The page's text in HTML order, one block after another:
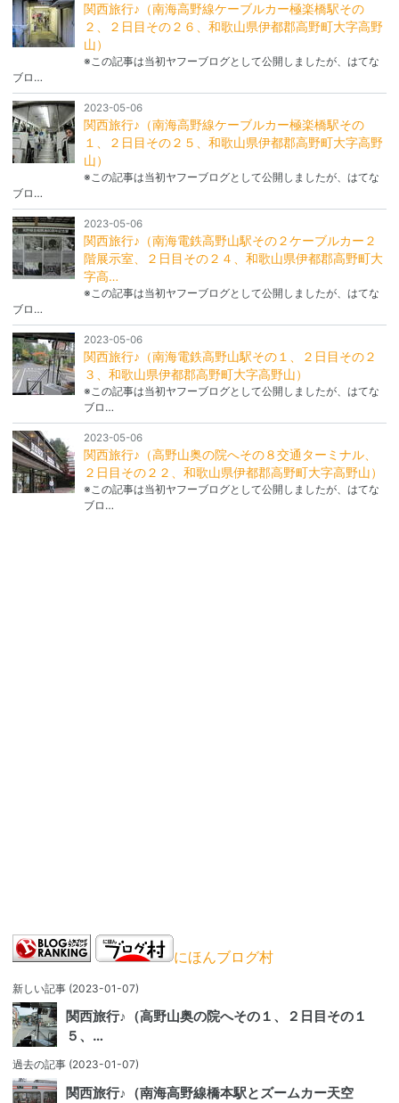
関西旅行♪（南海高野線ケーブルカー極楽橋駅その
２、２日目その２６、和歌山県伊都郡高野町大字高野
山）
※この記事は当初ヤフーブログとして公開しましたが、はてな
ブロ…
2023-05-06
関西旅行♪（南海高野線ケーブルカー極楽橋駅その
１、２日目その２５、和歌山県伊都郡高野町大字高野
山）
※この記事は当初ヤフーブログとして公開しましたが、はてな
ブロ…
2023-05-06
関西旅行♪（南海電鉄高野山駅その２ケーブルカー２
階展示室、２日目その２４、和歌山県伊都郡高野町大
字高…
※この記事は当初ヤフーブログとして公開しましたが、はてな
ブロ…
2023-05-06
関西旅行♪（南海電鉄高野山駅その１、２日目その２
３、和歌山県伊都郡高野町大字高野山）
※この記事は当初ヤフーブログとして公開しましたが、はてな
ブロ…
2023-05-06
関西旅行♪（高野山奥の院へその８交通ターミナル、
２日目その２２、和歌山県伊都郡高野町大字高野山）
※この記事は当初ヤフーブログとして公開しましたが、はてな
ブロ…
にほんブログ村
新しい記事 (2023-01-07)
関西旅行♪（高野山奥の院へその１、２日目その１
５、…
過去の記事 (2023-01-07)
関西旅行♪（南海高野線橋本駅とズームカー天空